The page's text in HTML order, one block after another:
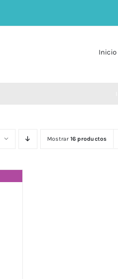
Inicio
Mostrar 16 productos